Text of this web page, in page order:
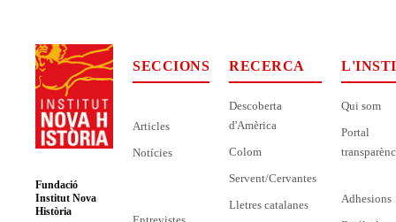
Fundació
Institut Nova
Història
SECCIONS
Articles
Notícies
RECERCA
Descoberta
d'Amèrica
Colom
Servent/Cervantes
Lletres catalanes
Qui som
Portal
Adhesions